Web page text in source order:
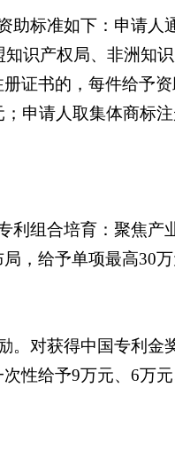
助标准如下：申请
识产权局、非洲知
证书的，每件给予
申请人取集体商标
利组合培育：聚焦
，给予单项最高30
。对获得中国专利
性给予9万元、6万